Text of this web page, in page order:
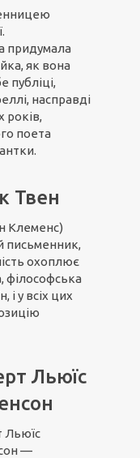
придумала
як вона
публіці,
насправді
років,
поета
Твен
Клеменс)
письменник,
охоплює
філософська
і у всіх цих
Льюїс
Льюїс
—